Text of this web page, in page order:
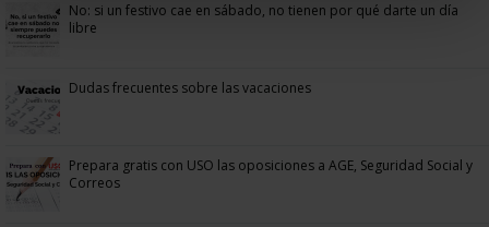
No: si un festivo cae en sábado, no tienen por qué darte un día
libre
Dudas frecuentes sobre las vacaciones
Prepara gratis con USO las oposiciones a AGE, Seguridad Social y
Correos